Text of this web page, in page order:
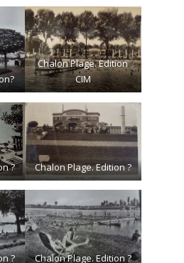
Chalon Plage. Edition
CIM
? Chalon Plage. Edition ?
? Chalon Plage. Edition ?